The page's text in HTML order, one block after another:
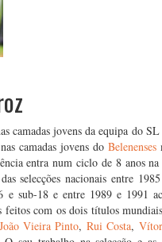
camadas jovens da equipa do
camadas jovens doBelenenses
entra num ciclo de 8 anos
selecções nacionais entre
e sub-18 e entre 1989 e 1991
feitos com os dois títulos
João Vieira Pinto, Rui Costa,